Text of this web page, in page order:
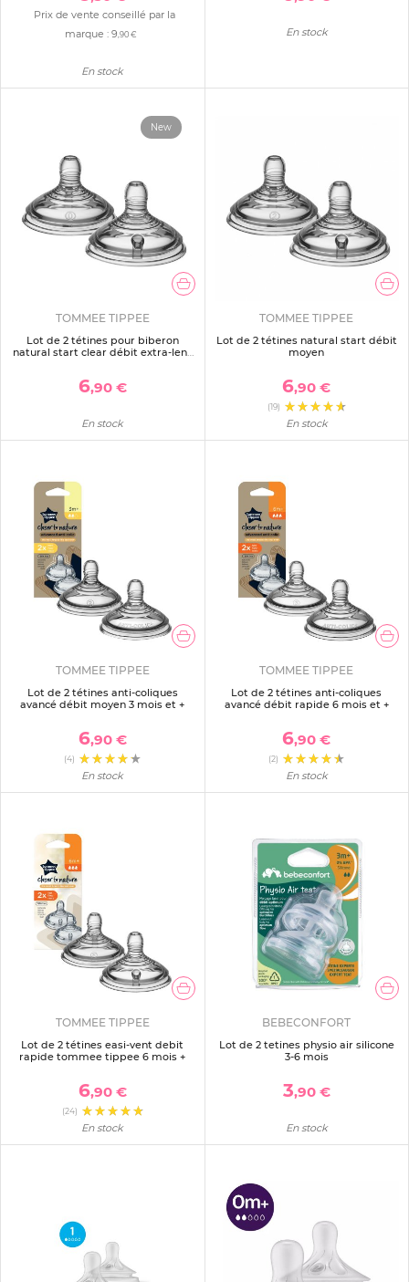
Prix de vente conseillé par la
marque : 9,90 €
En stock
En stock
New
TOMMEE TIPPEE
Lot de 2 tétines pour biberon
natural start clear débit extra-lent
6,90 €
En stock
TOMMEE TIPPEE
Lot de 2 tétines natural start débit
moyen
6,90 €
(19)
En stock
TOMMEE TIPPEE
Lot de 2 tétines anti-coliques
avancé débit moyen 3 mois et +
6,90 €
(4)
En stock
TOMMEE TIPPEE
Lot de 2 tétines anti-coliques
avancé débit rapide 6 mois et +
6,90 €
(2)
En stock
TOMMEE TIPPEE
Lot de 2 tétines easi-vent debit
rapide tommee tippee 6 mois +
6,90 €
(24)
En stock
BEBECONFORT
Lot de 2 tetines physio air silicone
3-6 mois
3,90 €
En stock